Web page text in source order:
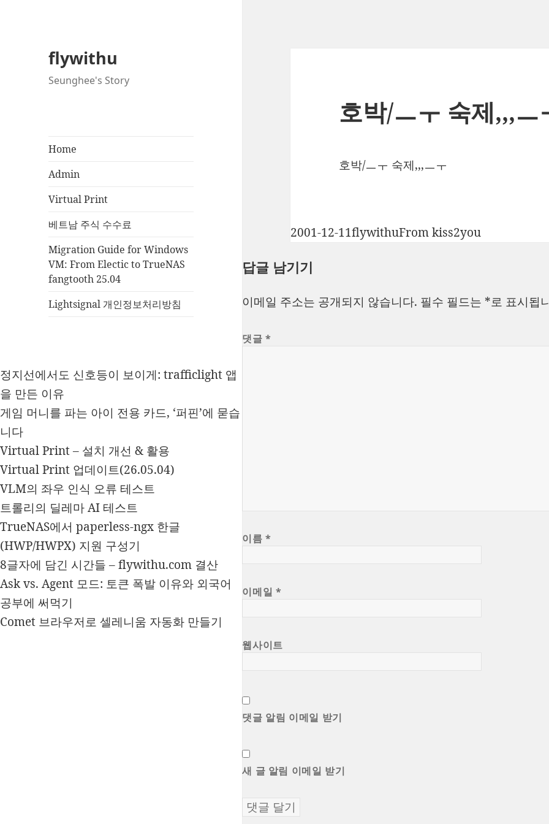
flywithu
Seunghee's Story
Home
Admin
Virtual Print
베트남 주식 수수료
Migration Guide for Windows
VM: From Electic to TrueNAS
fangtooth 25.04
Lightsignal 개인정보처리방침
정지선에서도 신호등이 보이게: trafficlight 앱
을 만든 이유
게임 머니를 파는 아이 전용 카드, ‘퍼핀’에 묻습
니다
Virtual Print – 설치 개선 & 활용
Virtual Print 업데이트(26.05.04)
VLM의 좌우 인식 오류 테스트
트롤리의 딜레마 AI 테스트
TrueNAS에서 paperless-ngx 한글
(HWP/HWPX) 지원 구성기
8글자에 담긴 시간들 – flywithu.com 결산
Ask vs. Agent 모드: 토큰 폭발 이유와 외국어
공부에 써먹기
Comet 브라우저로 셀레니움 자동화 만들기
호박/ㅡㅜ 숙제,,,ㅡ
호박/ㅡㅜ 숙제,,,ㅡㅜ
작
일
2001-12-11글
flywithu카
From kiss2you
답글 남기기
이메일 주소는 공개되지 않습니다. 필수 필드는 *로 표시됩
댓글*
이름*
이메일 *
웹사이트
댓글 알림 이메일 받기
새 글 알림 이메일 받기